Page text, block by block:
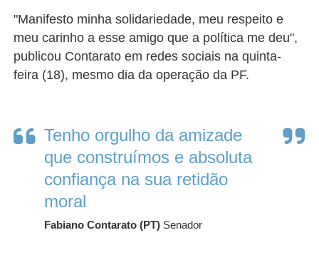
"Manifesto minha solidariedade, meu respeito e
meu carinho a esse amigo que a política me deu",
publicou Contarato em redes sociais na quinta-
feira (18), mesmo dia da operação da PF.
Tenho orgulho da amizade
que construímos e absoluta
confiança na sua retidão
moral
Fabiano Contarato (PT) Senador